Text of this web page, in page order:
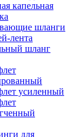
капельная
шланги
лента
шланг
усиленный
для